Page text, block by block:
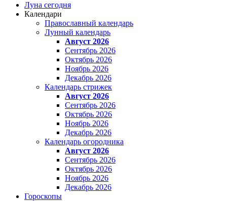
Луна сегодня
Календари
Православный календарь
Лунный календарь
Август 2026
Сентябрь 2026
Октябрь 2026
Ноябрь 2026
Декабрь 2026
Календарь стрижек
Август 2026
Сентябрь 2026
Октябрь 2026
Ноябрь 2026
Декабрь 2026
Календарь огородника
Август 2026
Сентябрь 2026
Октябрь 2026
Ноябрь 2026
Декабрь 2026
Гороскопы